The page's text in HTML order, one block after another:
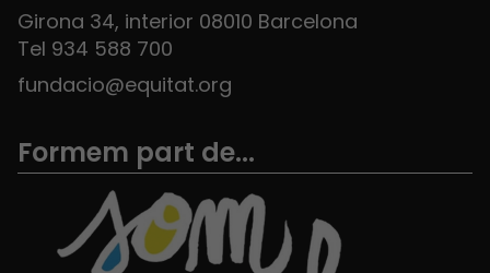
Girona 34, interior 08010 Barcelona
Tel 934 588 700
fundacio@equitat.org
Formem part de...